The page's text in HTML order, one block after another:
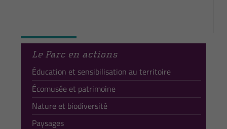
Le Parc en actions
Éducation et sensibilisation au territoire
Écomusée et patrimoine
Nature et biodiversité
Paysages